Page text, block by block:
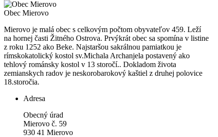
Obec Mierovo
Mierovo je malá obec s celkovým počtom obyvateľov 459. Leží
na hornej časti Žitného Ostrova. Prvýkrát obec sa spomína v listine
z roku 1252 ako Beke. Najstaršou sakrálnou pamiatkou je
rímskokatolický kostol sv.Michala Archanjela postavený ako
tehlový románsky kostol v 13 storočí.. Dokladom života
zemianskych radov je neskorobarokový kaštiel z druhej polovice
18.storočia.
Adresa
Obecný úrad
Mierovo č. 59
930 41 Mierovo